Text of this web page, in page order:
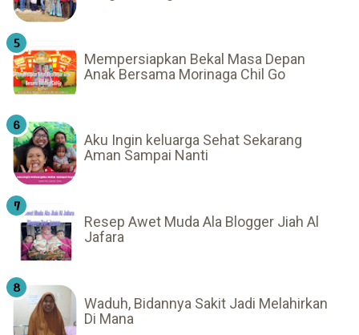
Mempersiapkan Bekal Masa Depan
Anak Bersama Morinaga Chil Go
Aku Ingin keluarga Sehat Sekarang
Aman Sampai Nanti
Resep Awet Muda Ala Blogger Jiah Al
Jafara
Waduh, Bidannya Sakit Jadi Melahirkan
Di Mana